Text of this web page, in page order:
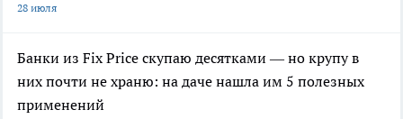
28 июля
Банки из Fix Price скупаю десятками — но крупу в
них почти не храню: на даче нашла им 5 полезных
применений